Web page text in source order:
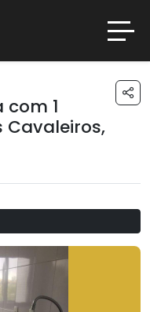
com 1
Cavaleiros,